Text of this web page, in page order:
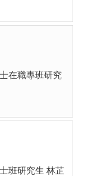
在職專班研究
班研究生 林芷